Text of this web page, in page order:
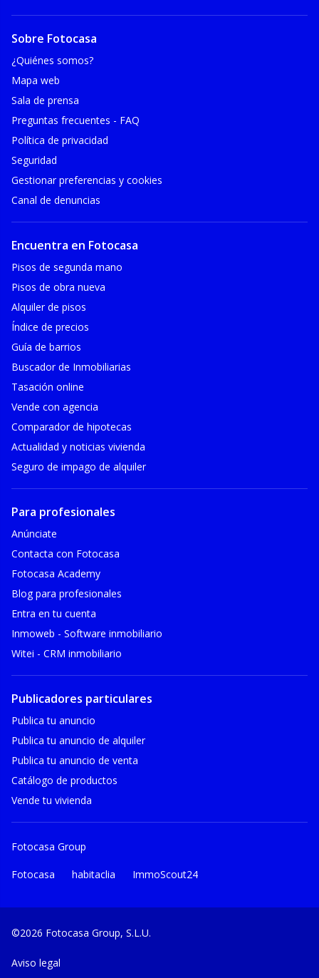
Sobre Fotocasa
¿Quiénes somos?
Mapa web
Sala de prensa
Preguntas frecuentes - FAQ
Política de privacidad
Seguridad
Gestionar preferencias y cookies
Canal de denuncias
Encuentra en Fotocasa
Pisos de segunda mano
Pisos de obra nueva
Alquiler de pisos
Índice de precios
Guía de barrios
Buscador de Inmobiliarias
Tasación online
Vende con agencia
Comparador de hipotecas
Actualidad y noticias vivienda
Seguro de impago de alquiler
Para profesionales
Anúnciate
Contacta con Fotocasa
Fotocasa Academy
Blog para profesionales
Entra en tu cuenta
Inmoweb - Software inmobiliario
Witei - CRM inmobiliario
Publicadores particulares
Publica tu anuncio
Publica tu anuncio de alquiler
Publica tu anuncio de venta
Catálogo de productos
Vende tu vivienda
Fotocasa Group
Fotocasa habitaclia ImmoScout24
©2026 Fotocasa Group, S.L.U.
Aviso legal